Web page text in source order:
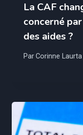
La CAF
concerné
des aides ?
ParCorinne Laurta